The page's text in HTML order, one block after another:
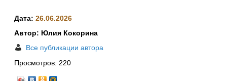
Дата: 26.06.2026
Автор: Юлия Кокорина
Все публикации автора
Просмотров: 220